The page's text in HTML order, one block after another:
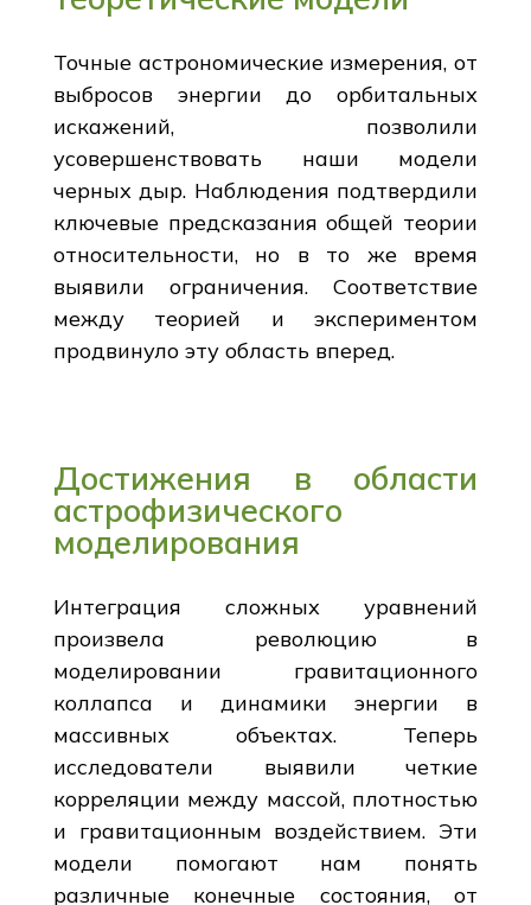
Точные астрономические измерения, от
выбросов энергии до орбитальных
искажений, позволили
усовершенствовать наши модели
черных дыр. Наблюдения подтвердили
ключевые предсказания общей теории
относительности, но в то же время
выявили ограничения. Соответствие
между теорией и экспериментом
продвинуло эту область вперед.
Достижения в области
астрофизического
моделирования
Интеграция сложных уравнений
произвела революцию в
моделировании гравитационного
коллапса и динамики энергии в
массивных объектах. Теперь
исследователи выявили четкие
корреляции между массой, плотностью
и гравитационным воздействием. Эти
модели помогают нам понять
различные конечные состояния, от